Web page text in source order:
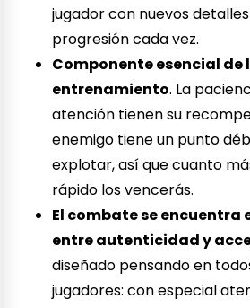
jugador con nuevos
progresión cada vez.
Componente esencial
entrenamiento. La
atención tienen su
enemigo tiene un punto
explotar, así que cuanto
rápido los vencerás.
El combate se encuentra
entre autenticidad y
diseñado pensando en
jugadores: con especial